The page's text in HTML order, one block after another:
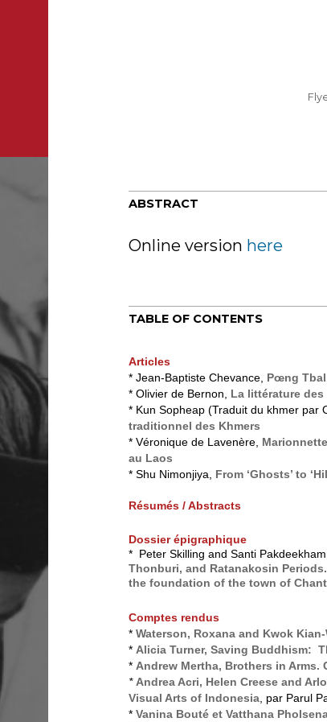
ABSTRACT
Online version here
TABLE OF CONTENTS
Articles
* Jean-Baptiste Chevance, Pœng
* Olivier de Bernon,
La littérature
* Kun Sopheap (Traduit du khmer par
traditionnel des Khmers
* Véronique de Lavenère,
au Laos
* Shu Nimonjiya, From ‘Ghosts’ to
Résumés / Abstracts
Dossier épigraphique
* Peter Skilling and Santi Pakdeekham,
Thonburi, and Ratanakosin
the foundation of the town of
Comptes rendus
* Waterson, Roxana and Kwok
* Alicia Turner, Saving Buddhism:
* Andrew Mertha, Brothers in Arms.
* Andrea Acri, Helen Creese and
Visual Arts of Indonesia , par Parul
* Vanina Bouté et Vatthana